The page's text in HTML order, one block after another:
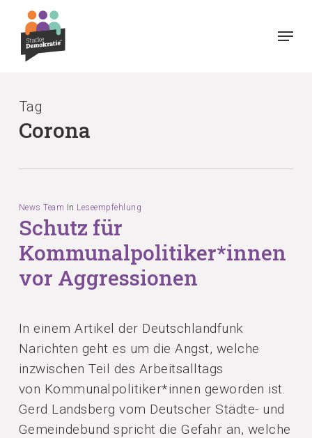
main
Menu
Tag
Corona
News Team In Leseempfehlung
Schutz für
Kommunalpolitiker*innen
vor Aggressionen
In einem Artikel der Deutschlandfunk
Narichten geht es um die Angst, welche
inzwischen Teil des Arbeitsalltags
von Kommunalpolitiker*innen geworden ist.
Gerd Landsberg vom Deutscher Städte- und
Gemeindebund spricht die Gefahr an, welche